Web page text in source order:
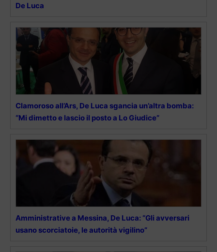
De Luca
Clamoroso all’Ars, De Luca sgancia un’altra bomba:
“Mi dimetto e lascio il posto a Lo Giudice”
Amministrative a Messina, De Luca: “Gli avversari
usano scorciatoie, le autorità vigilino”